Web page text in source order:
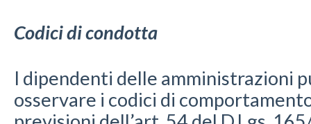
Codici di condotta
I dipendenti delle amministrazioni
osservare i codici di